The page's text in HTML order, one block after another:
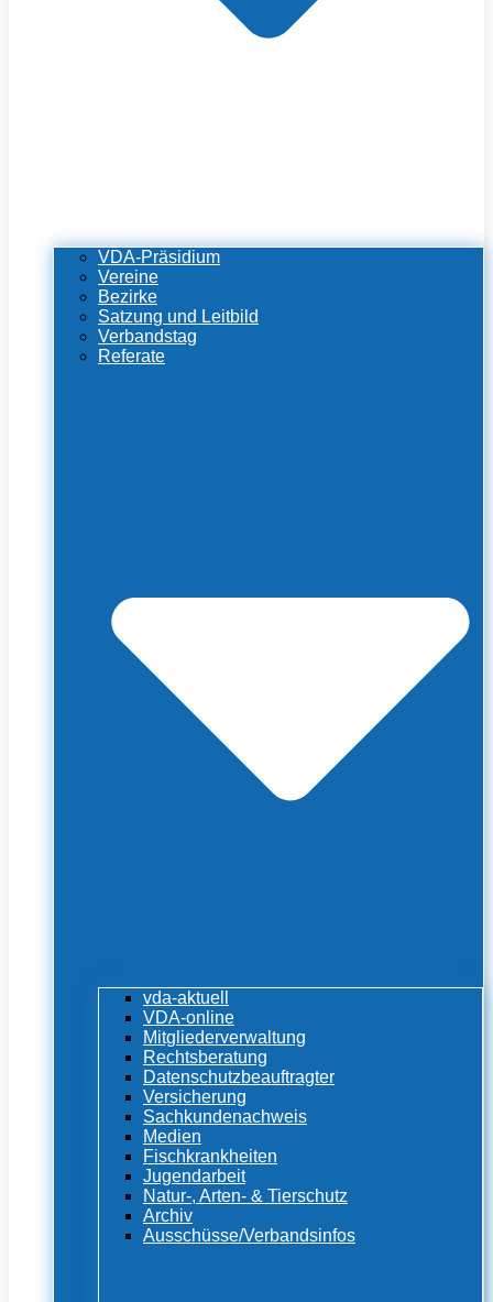
VDA-Präsidium
Vereine
Bezirke
Satzung und Leitbild
Verbandstag
Referate
vda-aktuell
VDA-online
Mitgliederverwaltung
Rechtsberatung
Datenschutzbeauftragter
Versicherung
Sachkundenachweis
Medien
Fischkrankheiten
Jugendarbeit
Natur-, Arten- & Tierschutz
Archiv
Ausschüsse/Verbandsinfos